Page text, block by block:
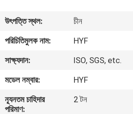
ভিডিও
সম্পর্কে
কারখানা
উৎপত্তি স্থল:
চীন
পরিচিতিমুলক নাম:
HYF
সাক্ষ্যদান:
ISO, SGS, etc.
মডেল নম্বার:
HYF
ন্যূনতম চাহিদার
পরিমাণ:
2 টন